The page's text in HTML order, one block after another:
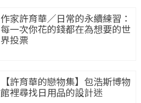
作家許育華／日常的永續練習：
每一次你花的錢都在為想要的世
界投票
【許育華的戀物集】包浩斯博物
館裡尋找日用品的設計迷